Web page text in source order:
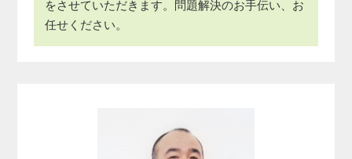
をさせていただきます。問題解決のお手伝い、お
任せください。